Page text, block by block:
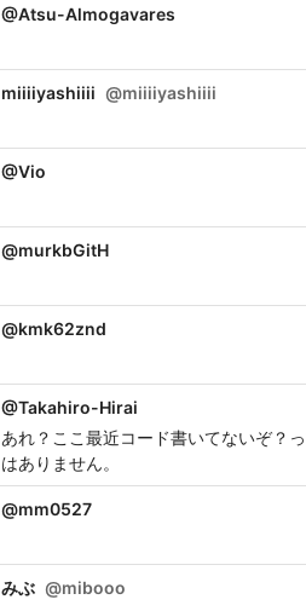
@Atsu-Almogavares
miiiiyashiiii @miiiiyashiiii
@Vio
@murkbGitH
@kmk62znd
@Takahiro-Hirai
あれ？ここ最近コード書いてないぞ？
はありません。
@mm0527
みぶ @mibooo